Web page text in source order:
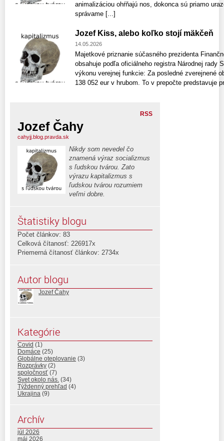
animalizáciou ohŕňajú nos, dokonca sú priamo
správame [...]
Jozef Kiss, alebo koľko stojí mäkčeň
14.05.2026
Majetkové priznanie súčasného prezidenta
obsahuje podľa oficiálneho registra Národnej rady
výkonu verejnej funkcie: Za posledné zverejnené
138 052 eur v hrubom. To v prepočte predstavuje
RSS
Jozef Čahy
cahyjj.blog.pravda.sk
Nikdy som nevedel čo
znamená výraz socializmus
s ľudskou tvárou. Zato
výrazu kapitalizmus s
ľudskou tvárou rozumiem
veľmi dobre.
Štatistiky blogu
Počet článkov: 83
Celková čítanosť: 226917x
Priemerná čítanosť článkov: 2734x
Autor blogu
Jozef Čahy
Kategórie
Covid (1)
Domáce (25)
Globálne oteplovanie (3)
Rozprávky (2)
spoločnosť (7)
Svet okolo nás. (34)
Týždenný prehľad (4)
Ukrajina (9)
Archív
júl 2026
máj 2026